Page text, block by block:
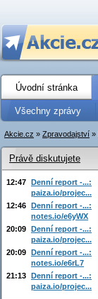
Úvodní stránka
Všechny zprávy
Akcie.cz » Zpravodajství »
Právě diskutujete
12:47 Denní report -...:
paiza.io/projec...
12:46 Denní report -...:
notes.io/e6yWX
20:09 Denní report -...:
paiza.io/projec...
20:09 Denní report -...:
notes.io/e6rL7
21:13 Denní report -...:
paiza.io/projec...